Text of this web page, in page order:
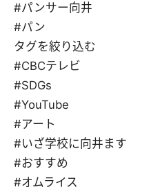
#パンサー向井
#パン
タグを絞り込む
#CBCテレビ
#SDGs
#YouTube
#アート
#いざ学校に向井ます
#おすすめ
#オムライス